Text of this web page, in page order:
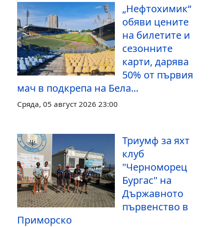
„Нефтохимик“
обяви цените
на билетите и
сезонните
карти, дарява
50% от първия
мач в подкрепа на Бела...
Сряда, 05 август 2026 23:00
Триумф за яхт
клуб
"Черноморец
Бургас" на
Държавното
първенство в
Приморско